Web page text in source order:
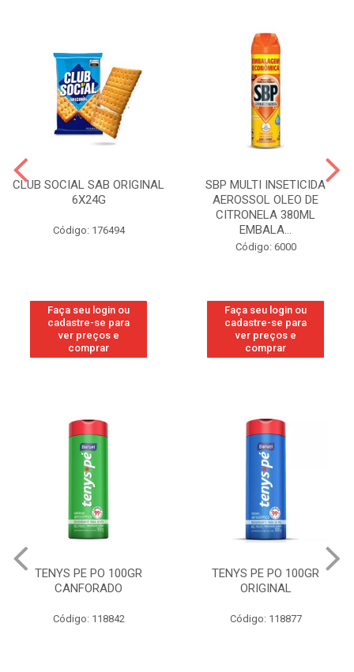
CLUB SOCIAL SAB ORIGINAL
6X24G
Código: 176494
Faça seu login ou
cadastre-se para
ver preços e
comprar
SBP MULTI INSETICIDA
AEROSSOL OLEO DE
CITRONELA 380ML
EMBALA...
Código: 6000
Faça seu login ou
cadastre-se para
ver preços e
comprar
TENYS PE PO 100GR
CANFORADO
Código: 118842
TENYS PE PO 100GR
ORIGINAL
Código: 118877